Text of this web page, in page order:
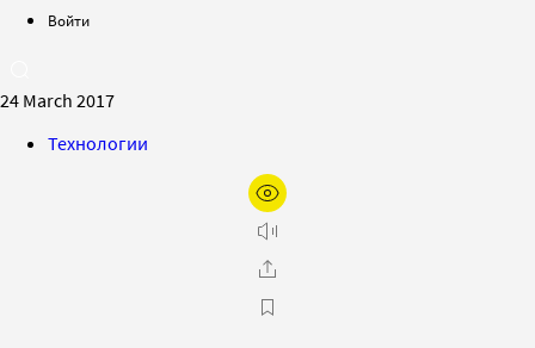
Войти
24 March 2017
Технологии